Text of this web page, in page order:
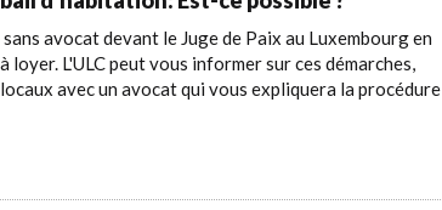
avocat devant le Juge de Paix au Luxembourg en
L'ULC peut vous informer sur ces démarches,
avec un avocat qui vous expliquera la procédure